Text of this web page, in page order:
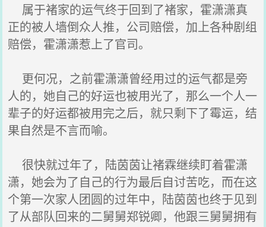
属于褚家的运气终于回到了褚家，霍潇潇真
正的被人墙倒众人推，公司赔偿，加上各种剧组
赔偿，霍潇潇惹上了官司。
更何况，之前霍潇潇曾经用过的运气都是旁
人的，她自己的好运也被用光了，那么一个人一
辈子的好运都被用完之后，就只剩下了霉运，结
果自然是不言而喻。
很快就过年了，陆茵茵让褚霖继续盯着霍潇
潇，她会为了自己的行为最后自讨苦吃，而在这
个第一次家人团圆的过年中，陆茵茵也终于见到
了从部队回来的二舅舅郑锐卿，他跟三舅舅拥有